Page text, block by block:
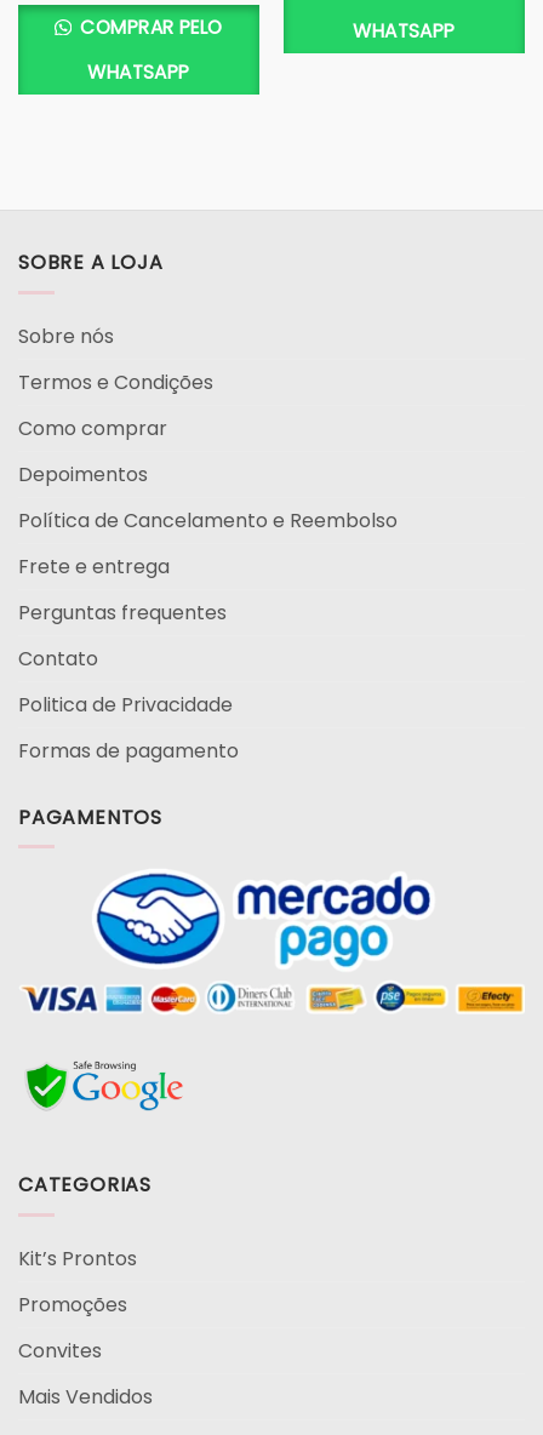
COMPRAR PELO
WHATSAPP
WHATSAPP
SOBRE A LOJA
Sobre nós
Termos e Condições
Como comprar
Depoimentos
Política de Cancelamento e Reembolso
Frete e entrega
Perguntas frequentes
Contato
Politica de Privacidade
Formas de pagamento
PAGAMENTOS
CATEGORIAS
Kit’s Prontos
Promoções
Convites
Mais Vendidos